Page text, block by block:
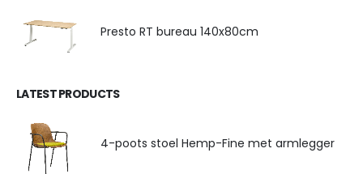
Presto RT bureau 140x80cm
LATEST PRODUCTS
4-poots stoel Hemp-Fine met armlegger